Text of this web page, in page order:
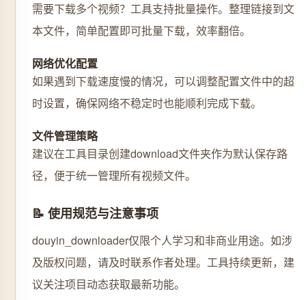
需要下载多个视频？工具支持批量操作。整理链接到文
本文件，简单配置即可批量下载，效率翻倍。
网络优化配置
如果遇到下载速度慢的情况，可以调整配置文件中的超
时设置，确保网络不稳定时也能顺利完成下载。
文件管理策略
建议在工具目录创建download文件夹作为默认保存路
径，便于统一管理所有视频文件。
📝 使用规范与注意事项
douyin_downloader仅限个人学习和非商业用途。如涉
及版权问题，请及时联系作者处理。工具持续更新，建
议关注项目动态获取最新功能。